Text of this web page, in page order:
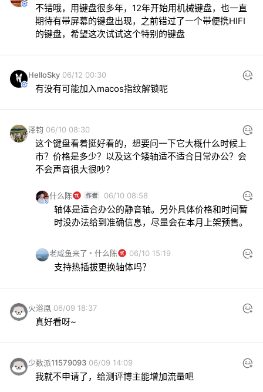
不错哦，用键盘很多年，12年开始用机械键盘，也一直
期待有带屏幕的键盘出现，之前错过了一个带便携HIFI
的键盘，希望这次试试这个特别的键盘
HelloSky 06/12 00:30
有没有可能加入macos指纹解锁呢
泽钧 06/10 08:30
这个键盘看着挺好看的，想要问一下它大概什么时候上
市？价格是多少？以及这个矮轴适不适合日常办公？会
不会声音很大很吵？
什么陈 06/10 08:58
轴体是适合办公的静音轴。另外具体价格和时间暂
时没办法给到准确信息，尽量会在本月上架预售。
老咸鱼来了 什么陈 06/10 15:19
支持热插拔更换轴体吗？
火浴凰 06/09 18:37
真好看呀~
少数派11579093 06/09 14:09
我就不申请了，给测评博主能增加流量吧